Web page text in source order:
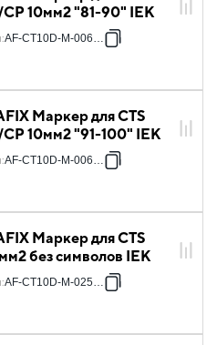
10мм2 "81-90" IEK
:AF-CT10D-M-006-09
Маркер для CTS
10мм2 "91-100" IEK
:AF-CT10D-M-006-10
Маркер для CTS
без символов IEK
:AF-CT10D-M-025-00